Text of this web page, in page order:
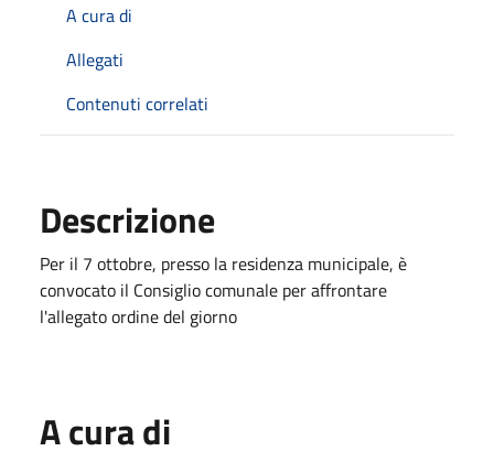
A cura di
Allegati
Contenuti correlati
Descrizione
Per il 7 ottobre, presso la residenza municipale, è
convocato il Consiglio comunale per affrontare
l'allegato ordine del giorno
A cura di